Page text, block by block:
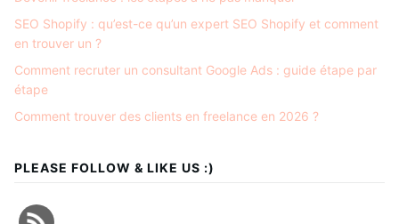
SEO Shopify : qu’est-ce qu’un expert SEO Shopify et comment
en trouver un ?
Comment recruter un consultant Google Ads : guide étape par
étape
Comment trouver des clients en freelance en 2026 ?
PLEASE FOLLOW & LIKE US :)